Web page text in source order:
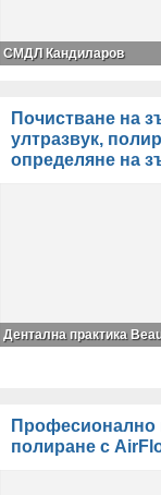
СМДЛ Кандиларов
Почистване на
ултразвук,
определяне на
Дентална практика
Професионално
полиране с